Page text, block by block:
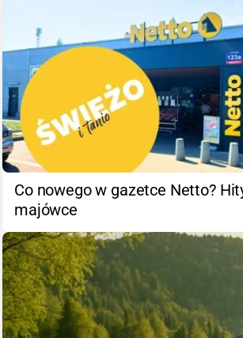
Co nowego w gazetce Netto?
majówce